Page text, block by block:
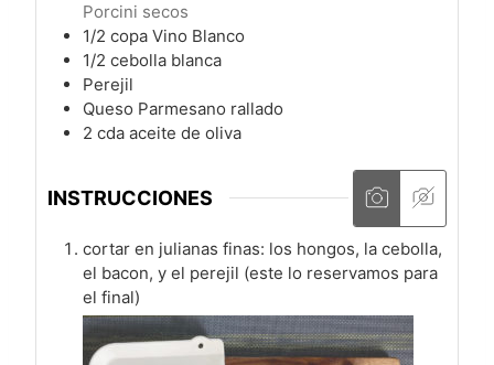
Porcini secos
1/2 copa Vino Blanco
1/2 cebolla blanca
Perejil
Queso Parmesano rallado
2 cda aceite de oliva
INSTRUCCIONES
cortar en julianas finas: los hongos, la cebolla,
el bacon, y el perejil (este lo reservamos para
el final)